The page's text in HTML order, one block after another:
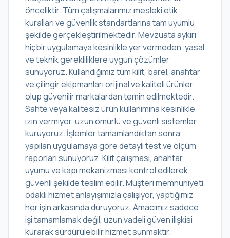
önceliktir. Tüm çalışmalarımız mesleki etik
kuralları ve güvenlik standartlarına tam uyumlu
şekilde gerçekleştirilmektedir. Mevzuata aykırı
hiçbir uygulamaya kesinlikle yer vermeden, yasal
ve teknik gerekliliklere uygun çözümler
sunuyoruz. Kullandığımız tüm kilit, barel, anahtar
ve çilingir ekipmanları orijinal ve kaliteli ürünler
olup güvenilir markalardan temin edilmektedir.
Sahte veya kalitesiz ürün kullanımına kesinlikle
izin vermiyor, uzun ömürlü ve güvenli sistemler
kuruyoruz. İşlemler tamamlandıktan sonra
yapılan uygulamaya göre detaylı test ve ölçüm
raporları sunuyoruz. Kilit çalışması, anahtar
uyumu ve kapı mekanizması kontrol edilerek
güvenli şekilde teslim edilir. Müşteri memnuniyeti
odaklı hizmet anlayışımızla çalışıyor, yaptığımız
her işin arkasında duruyoruz. Amacımız sadece
işi tamamlamak değil, uzun vadeli güven ilişkisi
kurarak sürdürülebilir hizmet sunmaktır.